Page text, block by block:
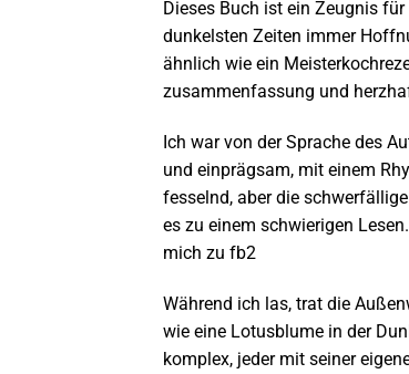
Dieses Buch ist ein Zeugnis
dunkelsten Zeiten immer
ähnlich wie ein
zusammenfassung und
Ich war von der Sprache des
und einprägsam, mit einem
fesselnd, aber die
es zu einem schwierigen
mich zu fb2
Während ich las, trat die
wie eine Lotusblume in der
komplex, jeder mit seiner